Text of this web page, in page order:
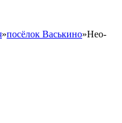
»посёлок Васькино»Нео-